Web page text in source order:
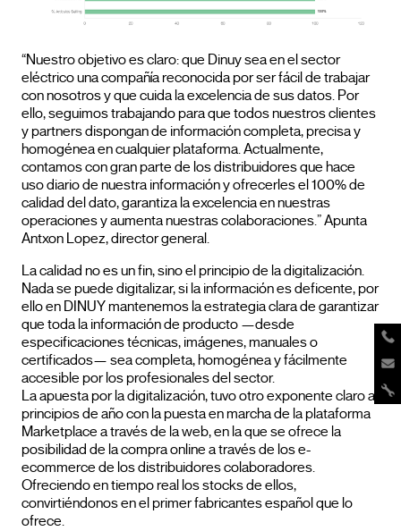
“Nuestro objetivo es claro: que Dinuy sea en el sector
eléctrico una compañía reconocida por ser fácil de trabajar
con nosotros y que cuida la excelencia de sus datos. Por
ello, seguimos trabajando para que todos nuestros clientes
y partners dispongan de información completa, precisa y
homogénea en cualquier plataforma. Actualmente,
contamos con gran parte de los distribuidores que hace
uso diario de nuestra información y ofrecerles el 100% de
calidad del dato, garantiza la excelencia en nuestras
operaciones y aumenta nuestras colaboraciones.” Apunta
Antxon Lopez, director general.
La calidad no es un fin, sino el principio de la digitalización.
Nada se puede digitalizar, si la información es deficente, por
ello en DINUY mantenemos la estrategia clara de garantizar
que toda la información de producto —desde
especificaciones técnicas, imágenes, manuales o
certificados— sea completa, homogénea y fácilmente
accesible por los profesionales del sector.
La apuesta por la digitalización, tuvo otro exponente claro a
principios de año con la puesta en marcha de la plataforma
Marketplace a través de la web, en la que se ofrece la
posibilidad de la compra online a través de los e-
ecommerce de los distribuidores colaboradores.
Ofreciendo en tiempo real los stocks de ellos,
convirtiéndonos en el primer fabricantes español que lo
ofrece.